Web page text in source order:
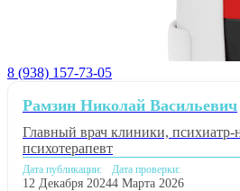
8 (938) 157-73-05
Рамзин Николай Васильевич
Главный врач клиники, психиатр-
психотерапевт
Дата публикации:
12 Декабря 2024
Дата проверки:
4 Марта 2026